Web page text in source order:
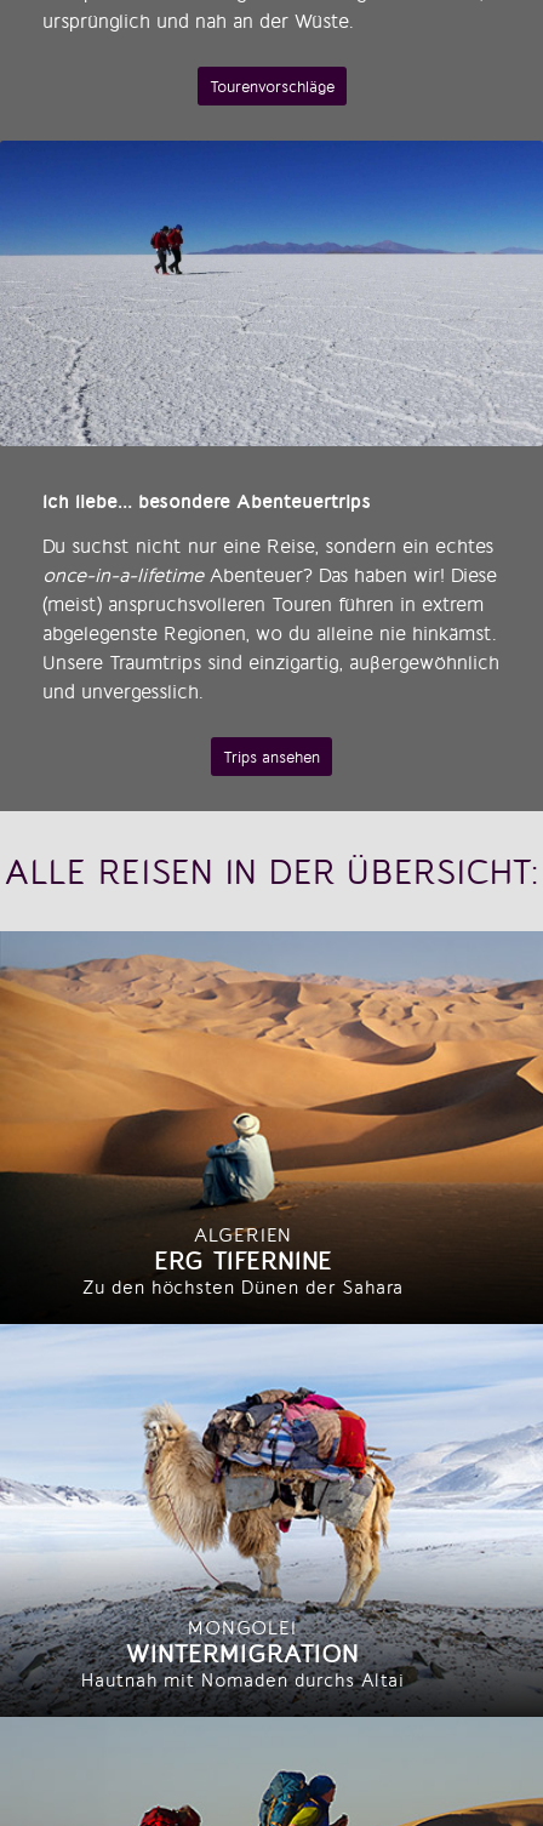
ursprünglich und nah an der Wüste.
Tourenvorschläge
Ich liebe… besondere Abenteuertrips
Du suchst nicht nur eine Reise, sondern ein echtes
once-in-a-lifetimeAbenteuer? Das haben wir! Diese
(meist) anspruchsvolleren Touren führen in extrem
abgelegenste Regionen, wo du alleine nie hinkämst.
Unsere Traumtrips sind einzigartig, außergewöhnlich
und unvergesslich.
Trips ansehen
ALLE REISEN IN DER ÜBERSICHT:
ALGERIEN
ERG TIFERNINE
Zu den höchsten Dünen der Sahara
MONGOLEI
WINTERMIGRATION
Hautnah mit Nomaden durchs Altai